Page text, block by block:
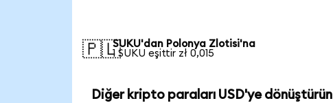
🇵🇱SUKU'dan Polonya Zlotisi'na
1 SUKU eşittir zł 0,015
Diğer kripto paraları USD'ye dönüştürün